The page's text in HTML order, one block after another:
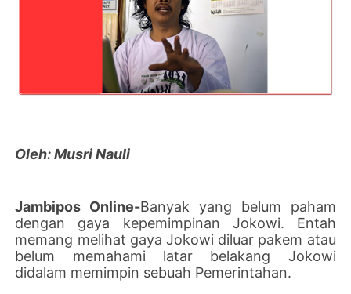
Oleh: Musri Nauli
Jambipos Online-Banyak yang belum paham
dengan gaya kepemimpinan Jokowi. Entah
memang melihat gaya Jokowi diluar pakem atau
belum memahami latar belakang Jokowi
didalam memimpin sebuah Pemerintahan.